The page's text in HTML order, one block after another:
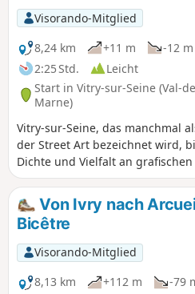
Visorando-Mitglied
8,24 km
+11 m
-12 m
2:25 Std.
Leicht
Start in Vitry-sur-Seine (Val-
Marne)
Vitry-sur-Seine, das manchmal
der Street Art bezeichnet wird,
Dichte und Vielfalt an
dieser Stadtrundwanderung
lassen sich viele davon
Vollständigkeit. Eine
weit offen halten und den Kopf
sollte!
Von Ivry nach
Bicêtre
Visorando-Mitglied
8,13 km
+112 m
-79